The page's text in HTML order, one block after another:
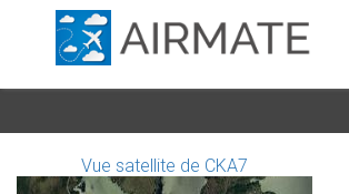
Vue satellite de CKA7